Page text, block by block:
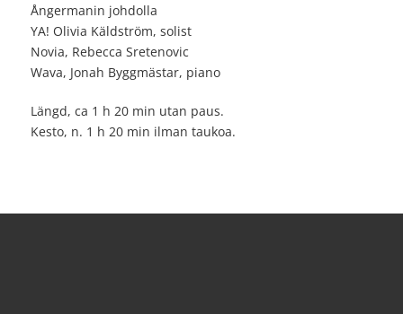
Ångermanin johdolla
YA! Olivia Käldström, solist
Novia, Rebecca Sretenovic
Wava, Jonah Byggmästar, piano
Längd, ca 1 h 20 min utan paus.
Kesto, n. 1 h 20 min ilman taukoa.